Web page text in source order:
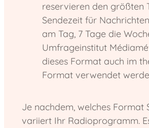
reservieren den größten
Sendezeit für
am Tag, 7 Tage die
Umfrageinstitut
dieses Format auch im
Format verwendet
Je nachdem, welches Format
variiert Ihr Radioprogramm.